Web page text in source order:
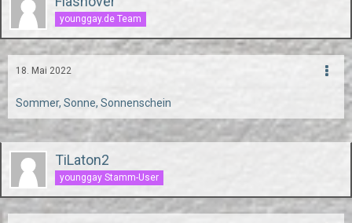
younggay.de Team
18. Mai 2022
Sommer, Sonne, Sonnenschein
TiLaton2
younggay Stamm-User